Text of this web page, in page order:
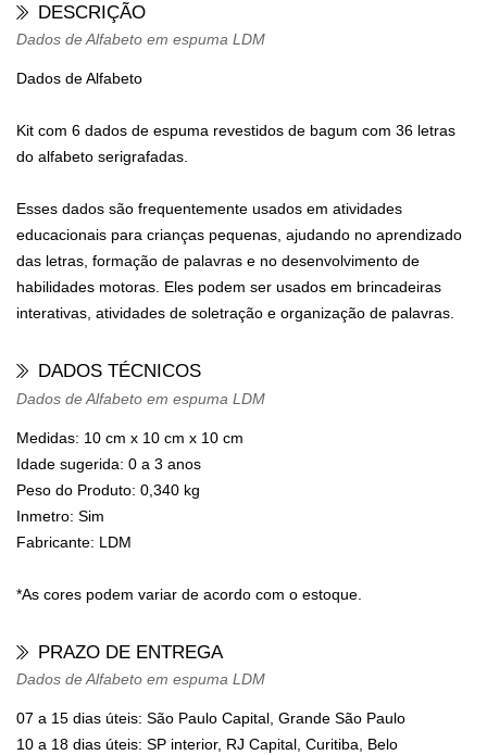
DESCRIÇÃO
Dados de Alfabeto em espuma LDM
Dados de Alfabeto
Kit com 6 dados de espuma revestidos de bagum com 36 letras
do alfabeto serigrafadas.
Esses dados são frequentemente usados em atividades
educacionais para crianças pequenas, ajudando no aprendizado
das letras, formação de palavras e no desenvolvimento de
habilidades motoras. Eles podem ser usados em brincadeiras
interativas, atividades de soletração e organização de palavras.
DADOS TÉCNICOS
Dados de Alfabeto em espuma LDM
Medidas: 10 cm x 10 cm x 10 cm
Idade sugerida: 0 a 3 anos
Peso do Produto: 0,340 kg
Inmetro: Sim
Fabricante: LDM
*As cores podem variar de acordo com o estoque.
PRAZO DE ENTREGA
Dados de Alfabeto em espuma LDM
07 a 15 dias úteis: São Paulo Capital, Grande São Paulo
10 a 18 dias úteis: SP interior, RJ Capital, Curitiba, Belo